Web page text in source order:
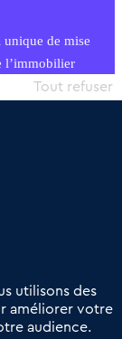
de mise
l’immobilier
et intégrant
utilisons des
améliorer votre
audience.
Tout refuser